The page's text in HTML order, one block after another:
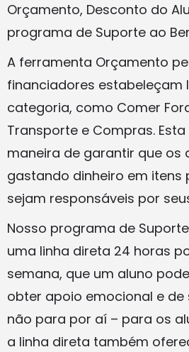
Orçamento, Desconto do
programa de Suporte ao
A ferramenta Orçamento
financiadores estabeleçam
categoria, como Comer
Transporte e Compras.
maneira de garantir que os
gastando dinheiro em
sejam responsáveis por
Nosso programa de
uma linha direta 24 horas
semana, que um aluno
obter apoio emocional e de
não para por aí – para os
a linha direta também